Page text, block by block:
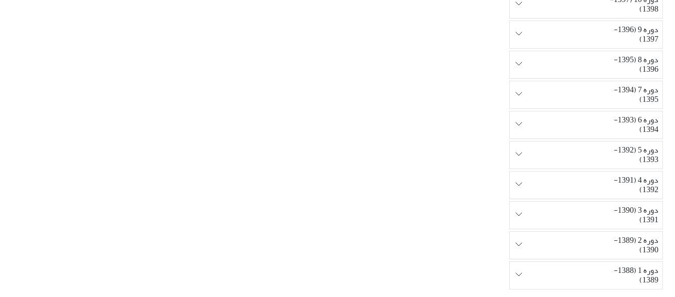
1398)
دوره 9 (1396-
1397)
دوره 8 (1395-
1396)
دوره 7 (1394-
1395)
دوره 6 (1393-
1394)
دوره 5 (1392-
1393)
دوره 4 (1391-
1392)
دوره 3 (1390-
1391)
دوره 2 (1389-
1390)
دوره 1 (1388-
1389)